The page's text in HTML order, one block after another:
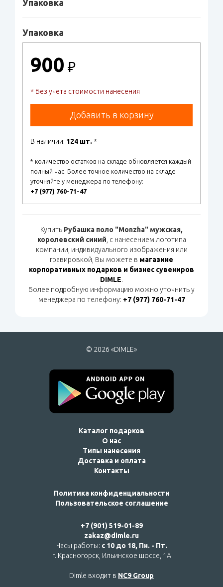
Упаковка
Упаковка
900 ₽
* Без учета стоимости нанесения
Добавить в корзину
В наличии: 124 шт. *
* количество остатков на складе обновляется каждый
полный час. Более точное количество на складе
уточняйте у менеджера по телефону:
+7 (977) 760-71-47
Купить Рубашка поло "Monzha" мужская,
королевский синий , с нанесением логотипа
компании, индивидуального изображения или
гравировкой, Вы можете в магазине
корпоративных подарков и бизнес сувениров
DIMLE.
Более подробную информацию можно уточнить у
менеджера по телефону: +7 (977) 760-71-47
© 2026 «DIMLE»
Каталог подарков
О нас
Типы нанесения
Доставка и оплата
Контакты
Политика конфиденциальности
Пользовательское соглашение
+7 (901) 519-01-89
zakaz@dimle.ru
Часы работы: с 10 до 18, Пн. - Пт.
г. Красногорск, Ильинское шоссе, 1А
Dimle входит в NC9 Group